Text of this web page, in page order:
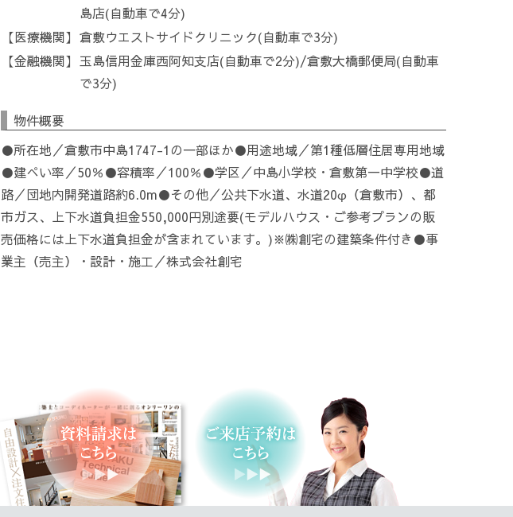
島店(自動車で4分)
医療機関
倉敷ウエストサイドクリニック(自動車で3分)
金融機関
玉島信用金庫西阿知支店(自動車で2分)/倉敷大橋郵便局(自動車
で3分)
物件概要
●所在地／倉敷市中島1747-1の一部ほか●用途地域／第1種低層住居専用地域
●建ぺい率／50％●容積率／100％●学区／中島小学校・倉敷第一中学校●道
路／団地内開発道路約6.0m●その他／公共下水道、水道20φ（倉敷市）、都
市ガス、上下水道負担金550,000円別途要(モデルハウス・ご参考プランの販
売価格には上下水道負担金が含まれています。)※㈱創宅の建築条件付き●事
業主（売主）・設計・施工／株式会社創宅